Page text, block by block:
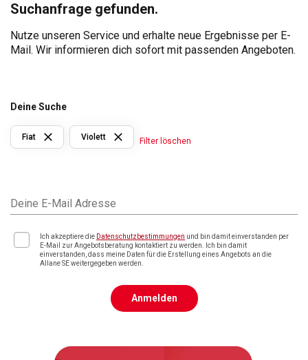
Suchanfrage gefunden.
Nutze unseren Service und erhalte neue Ergebnisse per E-
Mail. Wir informieren dich sofort mit passenden Angeboten.
Deine Suche
Fiat Violett Filter löschen
Deine E-Mail Adresse
Ich akzeptiere die Datenschutzbestimmungen und bin damit einverstanden per
E-Mail zur Angebotsberatung kontaktiert zu werden. Ich bin damit
einverstanden, dass meine Daten für die Erstellung eines Angebots an die
Allane SE weitergegeben werden.
Anmelden